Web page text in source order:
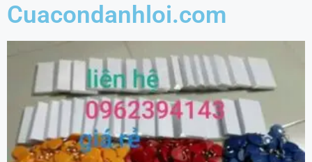
Cuacondanhloi.com